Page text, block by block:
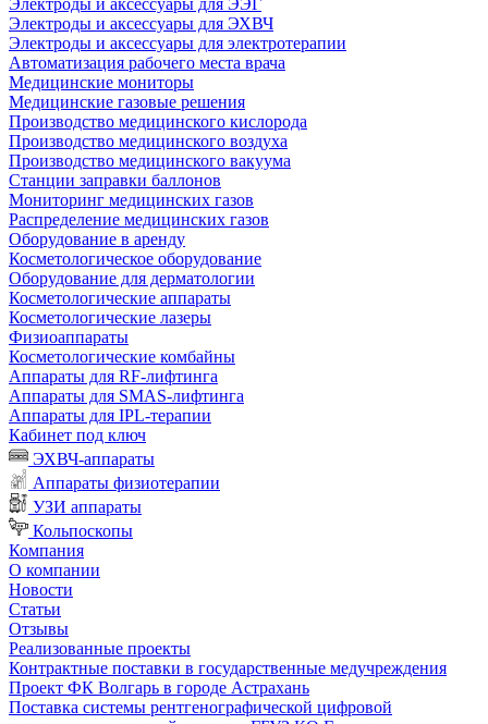
Электроды и аксессуары для ЭЭГ
Электроды и аксессуары для ЭХВЧ
Электроды и аксессуары для электротерапии
Автоматизация рабочего места врача
Медицинские мониторы
Медицинские газовые решения
Производство медицинского кислорода
Производство медицинского воздуха
Производство медицинского вакуума
Станции заправки баллонов
Мониторинг медицинских газов
Распределение медицинских газов
Оборудование в аренду
Косметологическое оборудование
Оборудование для дерматологии
Косметологические аппараты
Косметологические лазеры
Физиоаппараты
Косметологические комбайны
Аппараты для RF-лифтинга
Аппараты для SMAS-лифтинга
Аппараты для IPL-терапии
Кабинет под ключ
ЭХВЧ-аппараты
Аппараты физиотерапии
УЗИ аппараты
Кольпоскопы
Компания
О компании
Новости
Статьи
Отзывы
Реализованные проекты
Контрактные поставки в государственные медучреждения
Проект ФК Волгарь в городе Астрахань
Поставка системы рентгенографической цифровой